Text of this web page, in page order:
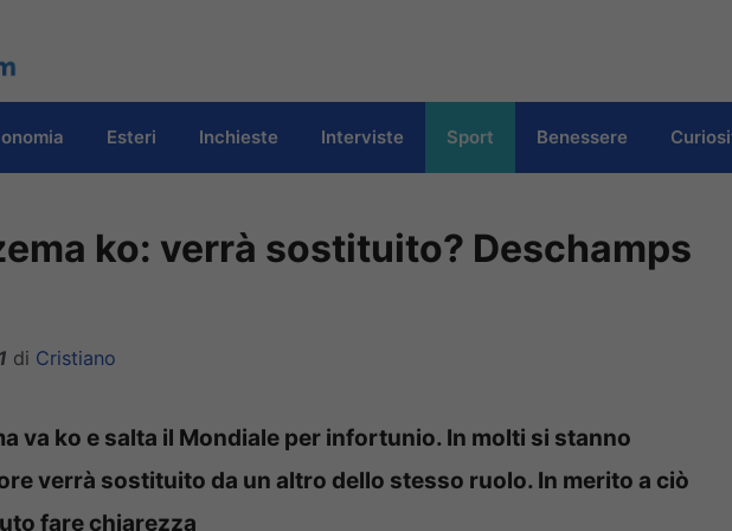
Esteri Inchieste Interviste Sport Benessere
ko: verrà sostituito? Deschamps
di Cristiano
va ko e salta il Mondiale per infortunio. In molti si stanno
verrà sostituito da un altro dello stesso ruolo. In merito a ciò
fare chiarezza